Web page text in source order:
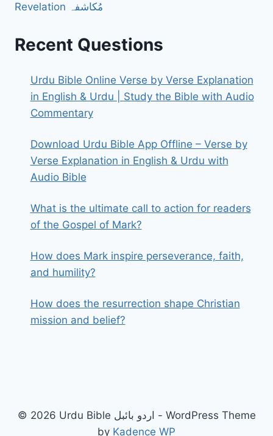
Revelation مُکاشفہ
Recent Questions
Urdu Bible Online Verse by Verse Explanation
in English & Urdu | Study the Bible with Audio
Commentary
Download Urdu Bible App Offline – Verse by
Verse Explanation in English & Urdu with
Audio Bible
What is the ultimate call to action for readers
of the Gospel of Mark?
How does Mark inspire perseverance, faith,
and humility?
How does the resurrection shape Christian
mission and belief?
© 2026 Urdu Bible اردو بائبل - WordPress Theme
by Kadence WP